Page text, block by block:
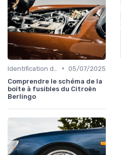
• 05/07/2025
Comprendre le schéma de la
boîte à fusibles du Citroën
Berlingo